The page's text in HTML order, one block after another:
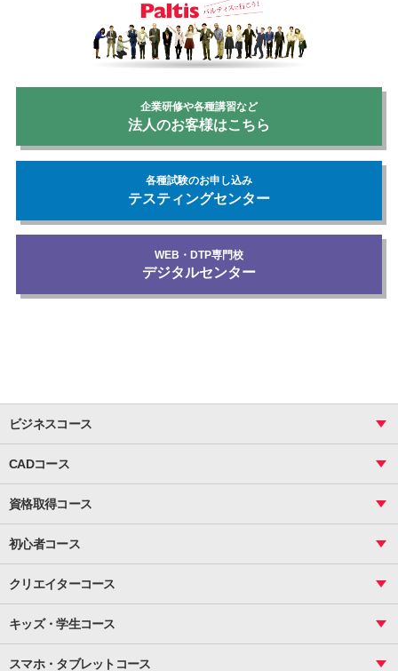
企業研修や各種講習など
法人のお客様はこちら
各種試験のお申し込み
テスティングセンター
WEB・DTP専門校
デジタルセンター
ビジネスコース
関数
ピボットテーブル
マクロ
資料作成（基礎）
資料作成（応用）
CADコース
図面作成（基礎）
図面作成（応用）
資格取得コース
ビジネス統計
CS
サーティファイ
初心者コース
インターネット活用
メール活用
クリエイターコース
基礎
応用
Illustrator
キッズ・学生コース
プライマリー（年長～小２）
スマホ・タブレットコース